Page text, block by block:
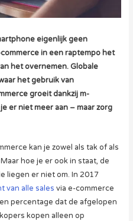
eigenlijk geen
in een raptempo het
het overnemen. Globale
het gebruik van
groeit dankzij m-
er niet meer aan – maar zorg
kan je zowel als tak of als
hoe je er ook in staat, de
liegen er niet om. In 2017
van alle sales via e-commerce
percentage dat de afgelopen
kopen alleen op